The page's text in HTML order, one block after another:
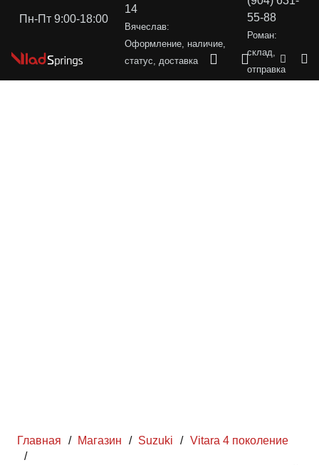
Пн-Пт 9:00-18:00
14
Вячеслав:
Оформление, наличие,
статус, доставка
55-88
Роман:
склад,
отправка
Главная / Магазин / Suzuki / Vitara 4 поколение
/